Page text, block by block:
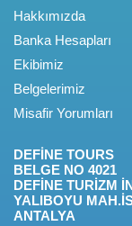
Hakkımızda
Banka Hesapları
Ekibimiz
Belgelerimiz
Misafir Yorumları
DEFİNE TOURS
BELGE NO 4021
DEFİNE TURİZM
YALIBOYU
ANTALYA